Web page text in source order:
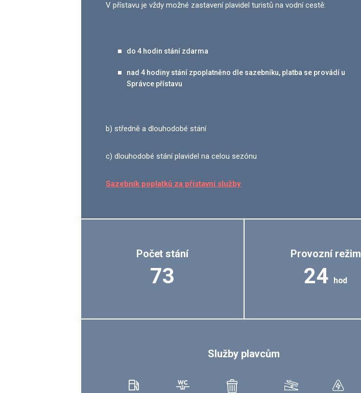
V přístavu je vždy možné zastavení plavidel turistů na vodní cestě:
do 4 hodin stání zdarma
nad 4 hodiny stání zpoplatněno dle sazebníku, platba se provádí u
Správce přístavu
b) středně a dlouhodobé stání
c) dlouhodobé stání plavidel na celou sezónu
Sazebník poplatků za přístavní služby
Počet stání
73
Provozní režim
24 hod
Služby plavcům